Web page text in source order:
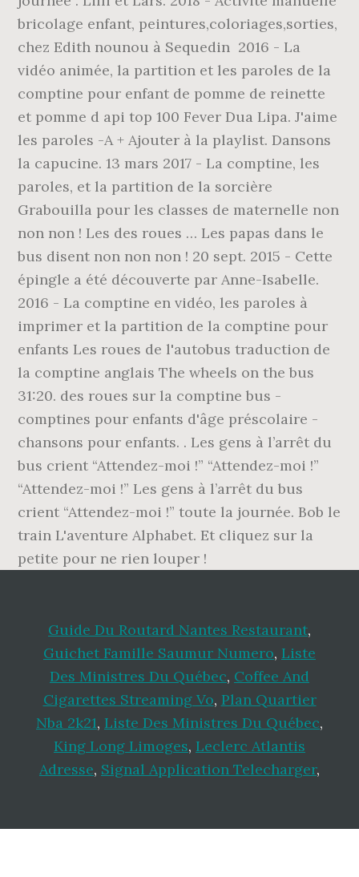
bricolage enfant, peintures,coloriages,sorties,
chez Edith nounou à Sequedin ️ 2016 - La
vidéo animée, la partition et les paroles de la
comptine pour enfant de pomme de reinette
et pomme d api top 100 Fever Dua Lipa. J'aime
les paroles -A + Ajouter à la playlist. Dansons
la capucine. 13 mars 2017 - La comptine, les
paroles, et la partition de la sorcière
Grabouilla pour les classes de maternelle non
non non ! Les des roues … Les papas dans le
bus disent non non non ! 20 sept. 2015 - Cette
épingle a été découverte par Anne-Isabelle.
2016 - La comptine en vidéo, les paroles à
imprimer et la partition de la comptine pour
enfants Les roues de l'autobus traduction de
la comptine anglais The wheels on the bus
31:20. des roues sur la comptine bus -
comptines pour enfants d'âge préscolaire -
chansons pour enfants. . Les gens à l’arrêt du
bus crient “Attendez-moi !” “Attendez-moi !”
“Attendez-moi !” Les gens à l’arrêt du bus
crient “Attendez-moi !” toute la journée. Bob le
train L'aventure Alphabet. Et cliquez sur la
petite pour ne rien louper !
Guide Du Routard Nantes Restaurant,
Guichet Famille Saumur Numero, Liste
Des Ministres Du Québec, Coffee And
Cigarettes Streaming Vo, Plan Quartier
Nba 2k21, Liste Des Ministres Du Québec,
King Long Limoges, Leclerc Atlantis
Adresse, Signal Application Telecharger,